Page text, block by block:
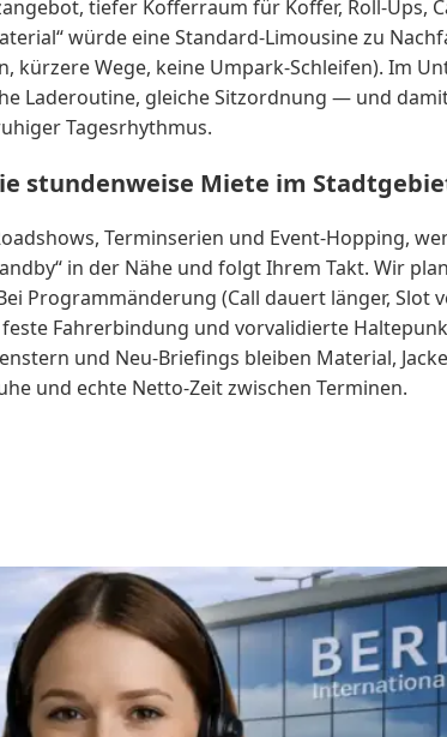
tiefer Kofferraum für Koffer, Roll-Ups,
würde eine Standard-Limousine zu
kürzere Wege, keine Umpark-Schleifen). Im
Laderoutine, gleiche Sitzordnung — und
Tagesrhythmus.
stundenweise Miete im
Terminserien und Event-Hopping,
in der Nähe und folgt Ihrem Takt. Wir
Programmänderung (Call dauert länger,
Fahrerbindung und vorvalidierte
und Neu-Briefings bleiben Material,
und echte Netto-Zeit zwischen Terminen.